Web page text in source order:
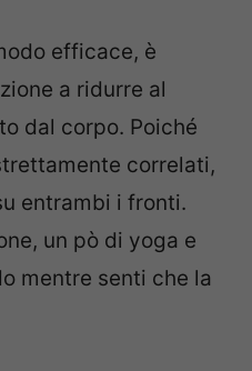
efficace, è
a ridurre al
dal corpo. Poiché
correlati,
entrambi i fronti.
un pò di yoga e
mentre senti che la